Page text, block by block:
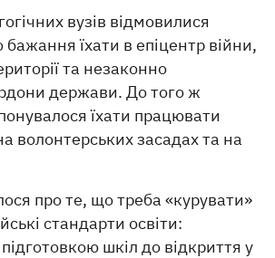
вузів відмовилися
бажання їхати в епіцентр війни,
та незаконно
держави. До того ж
їхати працювати
волонтерських засадах та на
про те, що треба «курувати»
стандарти освіти:
шкіл до відкриття у